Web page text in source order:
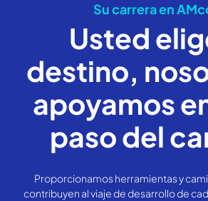
Su carrera en
Usted
destino,
apoyamos
paso del
Proporcionamos herramientas y
contribuyen al viaje de desarrollo de